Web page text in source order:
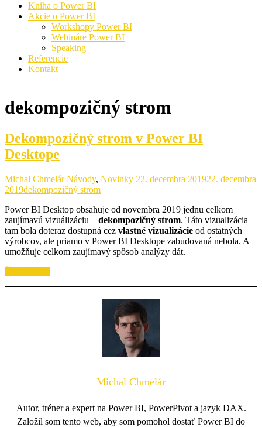
Kniha o Power BI
Akcie o Power BI
Workshopy Power BI
Webináre Power BI
Speaking
Referencie
Kontakt
dekompozičný strom
Dekompozičný strom v Power BI
Desktope
Michal Chmelár Návody, Novinky 22. decembra 201922. decembra
2019dekompozičný strom
Power BI Desktop obsahuje od novembra 2019 jednu celkom
zaujímavú vizuálizáciu – dekompozičný strom. Táto vizualizácia
tam bola doteraz dostupná cez vlastné vizualizácie od ostatných
výrobcov, ale priamo v Power BI Desktope zabudovaná nebola. A
umožňuje celkom zaujímavý spôsob analýzy dát.
Michal Chmelár
Autor, tréner a expert na Power BI, PowerPivot a jazyk DAX.
Založil som tento web, aby som pomohol dostať Power BI do